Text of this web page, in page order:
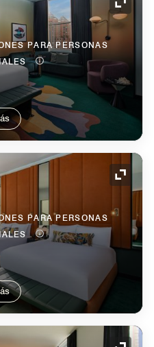
Icono
PARA PERSONAS
Icono
PARA PERSONAS